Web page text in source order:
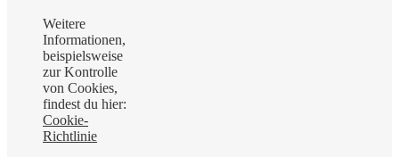
Weitere
Informationen,
beispielsweise
zur Kontrolle
von Cookies,
findest du hier:
Cookie-
Richtlinie